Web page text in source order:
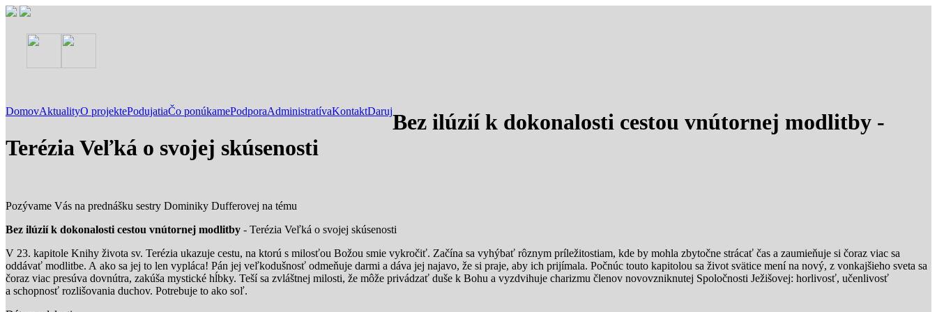
DomovAktualityO projektePodujatiaČo ponúkamePodporaAdministratívaKontaktDarujBez ilúzií k dokonalosti cestou vnútornej modlitby -
Terézia Veľká o svojej skúsenosti
Pozývame Vás na prednášku sestry Dominiky Dufferovej na tému
Bez ilúzií k dokonalosti cestou vnútornej modlitby - Terézia Veľká o svojej skúsenosti
V 23. kapitole Knihy života sv. Terézia ukazuje cestu, na ktorú s milosťou Božou smie vykročiť. Začína sa vyhýbať rôznym príležitostiam, kde by mohla zbytočne strácať čas a zaumieňuje si čoraz viac sa
oddávať modlitbe. A ako sa jej to len vypláca! Pán jej veľkodušnosť odmeňuje darmi a dáva jej najavo, že si praje, aby ich prijímala. Počnúc touto kapitolou sa život svätice mení na nový, z vonkajšieho sveta sa
čoraz viac presúva dovnútra, zakúša mystické hĺbky. Teší sa zvláštnej milosti, že môže privádzať duše k Bohu a vyzdvihuje charizmu členov novovzniknutej Spoločnosti Ježišovej: horlivosť, učenlivosť
a schopnosť rozlišovania duchov. Potrebuje to ako soľ.